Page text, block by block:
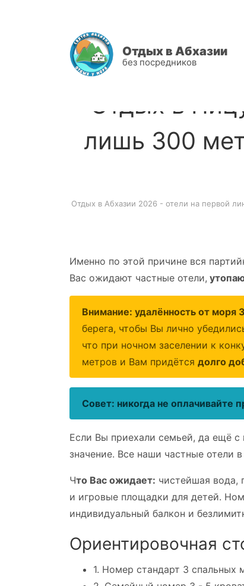
Отдых в Абхазии
без посредников
Отдых в
лишь 300
Отдых в Абхазии 2026 - отели на первой
Именно по этой причине вся
Вас ожидают частные отели,
Внимание: удалённость от моря
берега, чтобы Вы лично
что при ночном заселении к
метров и Вам придётся долго
Совет: никогда не оплачивайте
Если Вы приехали семьей, да ещё с
значение. Все наши частные отели
Что Вас ожидает: чистейшая вода,
и игровые площадки для детей.
индивидуальный балкон и
Ориентировочная
1. Номер стандарт 3 спальных